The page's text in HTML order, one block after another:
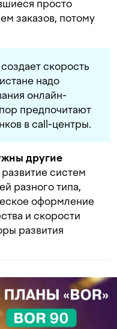
просто
заказов, потому
скорость
надо
онлайн-
предпочитают
в call-центры.
другие
развитие систем
разного типа,
оформление
и скорости
развития